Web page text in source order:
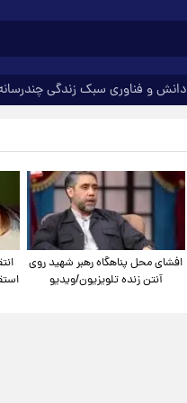
دانش و فناوری سبک زندگی
افشای محل پناهگاه‌ رهبر شهید روی
آنتن زنده تلویزیون/ویدیو